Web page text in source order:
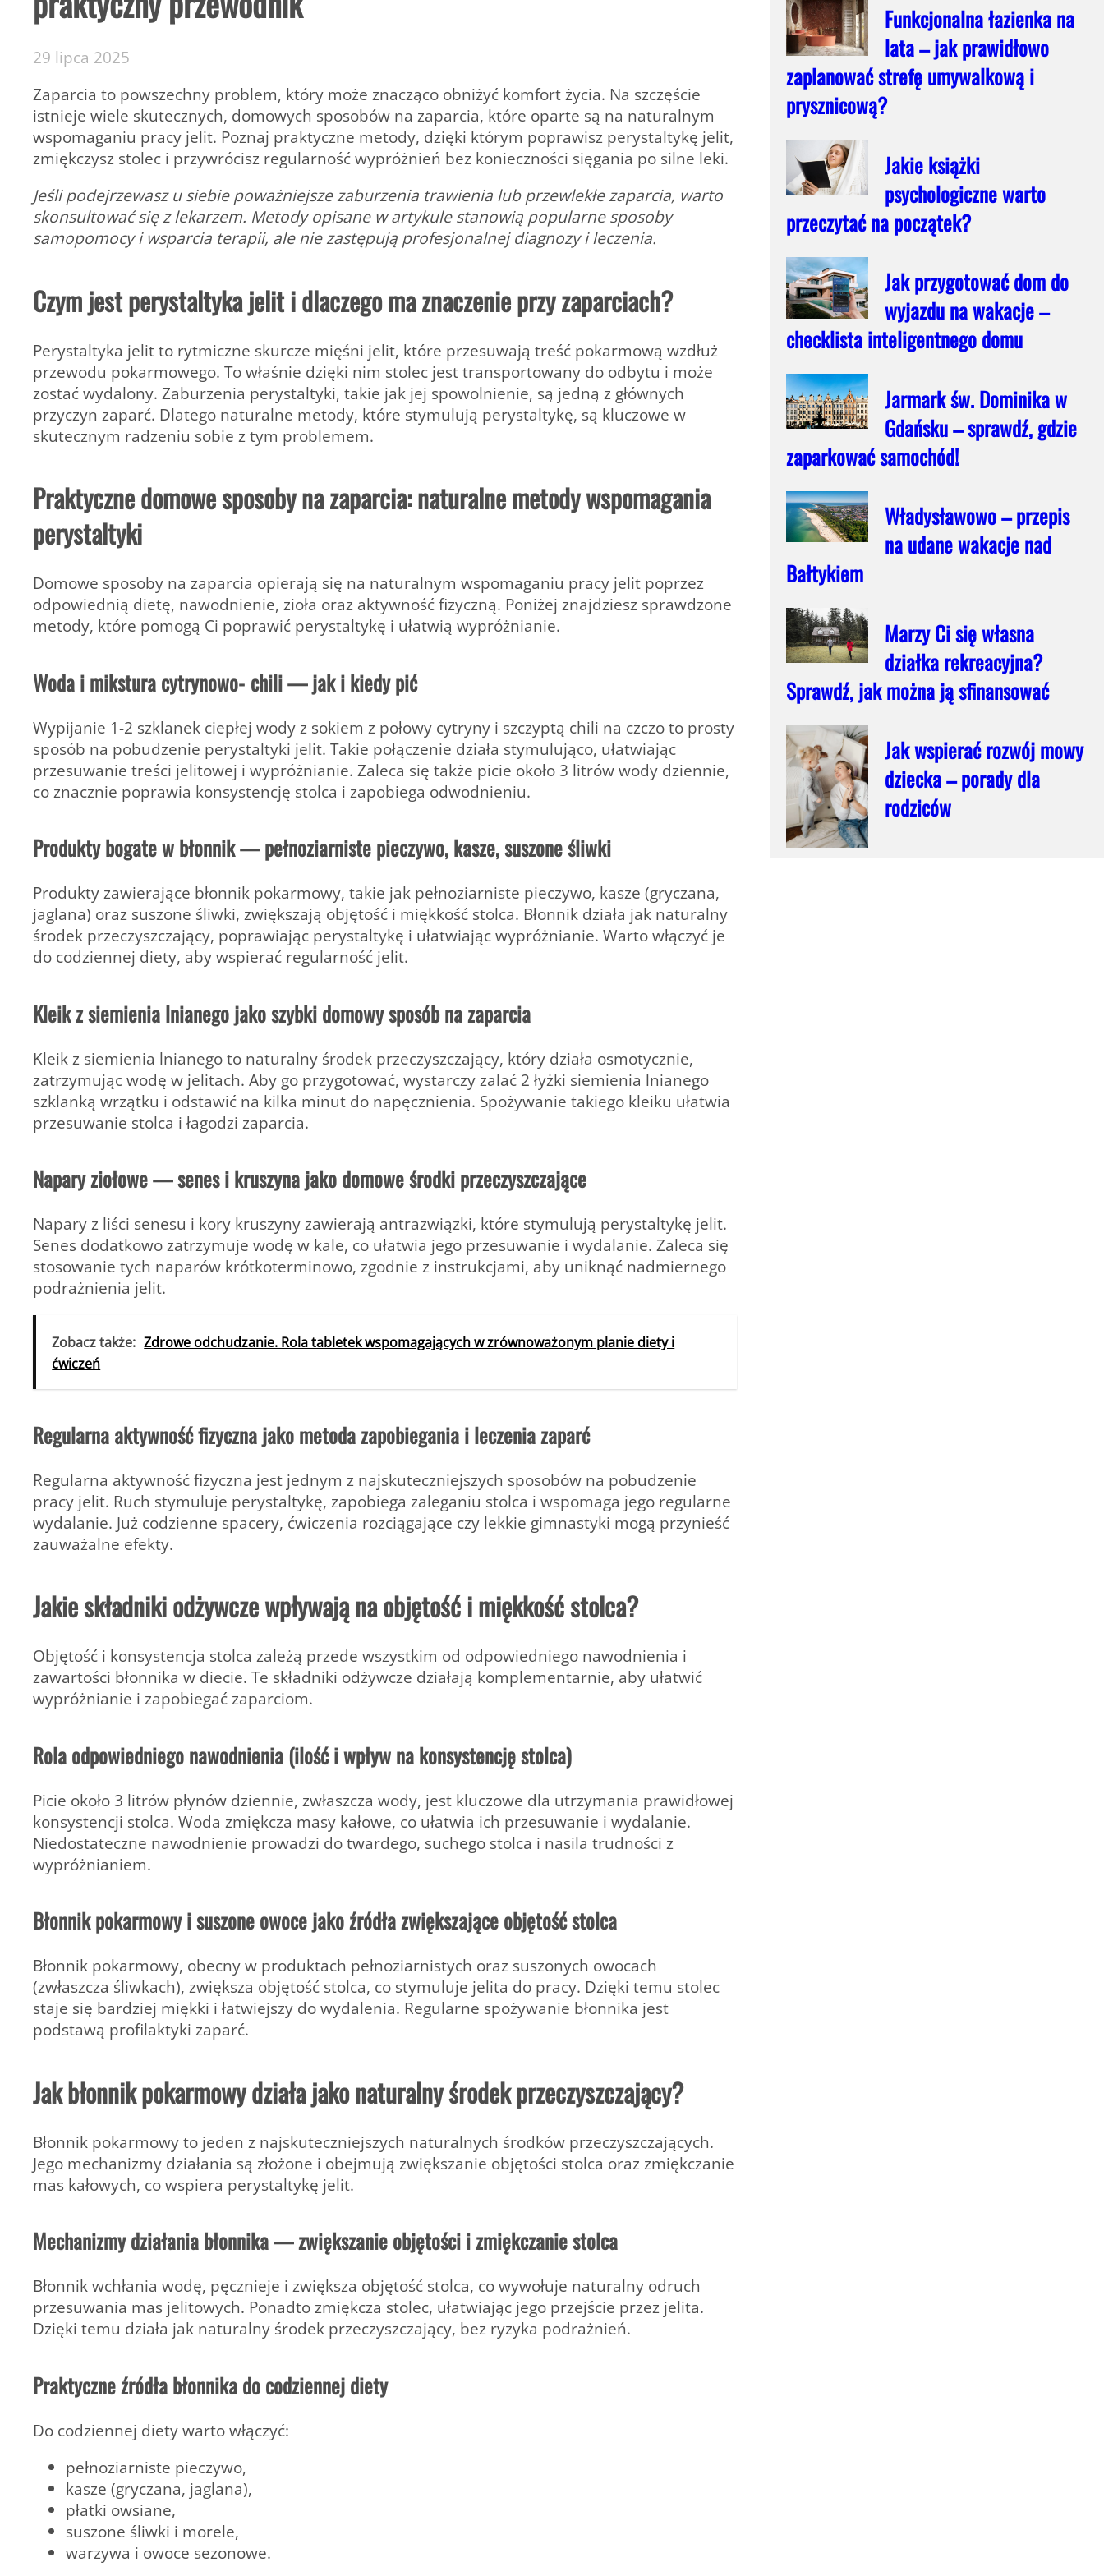
29 lipca 2025
Zaparcia to powszechny problem, który może znacząco obniżyć komfort życia. Na szczęście
istnieje wiele skutecznych, domowych sposobów na zaparcia, które oparte są na naturalnym
wspomaganiu pracy jelit. Poznaj praktyczne metody, dzięki którym poprawisz perystaltykę jelit,
zmiękczysz stolec i przywrócisz regularność wypróżnień bez konieczności sięgania po silne leki.
Jeśli podejrzewasz u siebie poważniejsze zaburzenia trawienia lub przewlekłe zaparcia, warto
skonsultować się z lekarzem. Metody opisane w artykule stanowią popularne sposoby
samopomocy i wsparcia terapii, ale nie zastępują profesjonalnej diagnozy i leczenia.
Czym jest perystaltyka jelit i dlaczego ma znaczenie przy zaparciach?
Perystaltyka jelit to rytmiczne skurcze mięśni jelit, które przesuwają treść pokarmową wzdłuż
przewodu pokarmowego. To właśnie dzięki nim stolec jest transportowany do odbytu i może
zostać wydalony. Zaburzenia perystaltyki, takie jak jej spowolnienie, są jedną z głównych
przyczyn zaparć. Dlatego naturalne metody, które stymulują perystaltykę, są kluczowe w
skutecznym radzeniu sobie z tym problemem.
Praktyczne domowe sposoby na zaparcia: naturalne metody wspomagania
perystaltyki
Domowe sposoby na zaparcia opierają się na naturalnym wspomaganiu pracy jelit poprzez
odpowiednią dietę, nawodnienie, zioła oraz aktywność fizyczną. Poniżej znajdziesz sprawdzone
metody, które pomogą Ci poprawić perystaltykę i ułatwią wypróżnianie.
Woda i mikstura cytrynowo‑chili — jak i kiedy pić
Wypijanie 1-2 szklanek ciepłej wody z sokiem z połowy cytryny i szczyptą chili na czczo to prosty
sposób na pobudzenie perystaltyki jelit. Takie połączenie działa stymulująco, ułatwiając
przesuwanie treści jelitowej i wypróżnianie. Zaleca się także picie około 3 litrów wody dziennie,
co znacznie poprawia konsystencję stolca i zapobiega odwodnieniu.
Produkty bogate w błonnik — pełnoziarniste pieczywo, kasze, suszone śliwki
Produkty zawierające błonnik pokarmowy, takie jak pełnoziarniste pieczywo, kasze (gryczana,
jaglana) oraz suszone śliwki, zwiększają objętość i miękkość stolca. Błonnik działa jak naturalny
środek przeczyszczający, poprawiając perystaltykę i ułatwiając wypróżnianie. Warto włączyć je
do codziennej diety, aby wspierać regularność jelit.
Kleik z siemienia lnianego jako szybki domowy sposób na zaparcia
Kleik z siemienia lnianego to naturalny środek przeczyszczający, który działa osmotycznie,
zatrzymując wodę w jelitach. Aby go przygotować, wystarczy zalać 2 łyżki siemienia lnianego
szklanką wrzątku i odstawić na kilka minut do napęcznienia. Spożywanie takiego kleiku ułatwia
przesuwanie stolca i łagodzi zaparcia.
Napary ziołowe — senes i kruszyna jako domowe środki przeczyszczające
Napary z liści senesu i kory kruszyny zawierają antrazwiązki, które stymulują perystaltykę jelit.
Senes dodatkowo zatrzymuje wodę w kale, co ułatwia jego przesuwanie i wydalanie. Zaleca się
stosowanie tych naparów krótkoterminowo, zgodnie z instrukcjami, aby uniknąć nadmiernego
podrażnienia jelit.
Zobacz także: Zdrowe odchudzanie. Rola tabletek wspomagających w zrównoważonym planie diety i
ćwiczeń
Regularna aktywność fizyczna jako metoda zapobiegania i leczenia zaparć
Regularna aktywność fizyczna jest jednym z najskuteczniejszych sposobów na pobudzenie
pracy jelit. Ruch stymuluje perystaltykę, zapobiega zaleganiu stolca i wspomaga jego regularne
wydalanie. Już codzienne spacery, ćwiczenia rozciągające czy lekkie gimnastyki mogą przynieść
zauważalne efekty.
Jakie składniki odżywcze wpływają na objętość i miękkość stolca?
Objętość i konsystencja stolca zależą przede wszystkim od odpowiedniego nawodnienia i
zawartości błonnika w diecie. Te składniki odżywcze działają komplementarnie, aby ułatwić
wypróżnianie i zapobiegać zaparciom.
Rola odpowiedniego nawodnienia (ilość i wpływ na konsystencję stolca)
Picie około 3 litrów płynów dziennie, zwłaszcza wody, jest kluczowe dla utrzymania prawidłowej
konsystencji stolca. Woda zmiękcza masy kałowe, co ułatwia ich przesuwanie i wydalanie.
Niedostateczne nawodnienie prowadzi do twardego, suchego stolca i nasila trudności z
wypróżnianiem.
Błonnik pokarmowy i suszone owoce jako źródła zwiększające objętość stolca
Błonnik pokarmowy, obecny w produktach pełnoziarnistych oraz suszonych owocach
(zwłaszcza śliwkach), zwiększa objętość stolca, co stymuluje jelita do pracy. Dzięki temu stolec
staje się bardziej miękki i łatwiejszy do wydalenia. Regularne spożywanie błonnika jest
podstawą profilaktyki zaparć.
Jak błonnik pokarmowy działa jako naturalny środek przeczyszczający?
Błonnik pokarmowy to jeden z najskuteczniejszych naturalnych środków przeczyszczających.
Jego mechanizmy działania są złożone i obejmują zwiększanie objętości stolca oraz zmiękczanie
mas kałowych, co wspiera perystaltykę jelit.
Mechanizmy działania błonnika — zwiększanie objętości i zmiękczanie stolca
Błonnik wchłania wodę, pęcznieje i zwiększa objętość stolca, co wywołuje naturalny odruch
przesuwania mas jelitowych. Ponadto zmiękcza stolec, ułatwiając jego przejście przez jelita.
Dzięki temu działa jak naturalny środek przeczyszczający, bez ryzyka podrażnień.
Praktyczne źródła błonnika do codziennej diety
Do codziennej diety warto włączyć:
pełnoziarniste pieczywo,
kasze (gryczana, jaglana),
płatki owsiane,
suszone śliwki i morele,
warzywa i owoce sezonowe.
Funkcjonalna łazienka na
lata – jak prawidłowo
zaplanować strefę umywalkową i
prysznicową?
Jakie książki
psychologiczne warto
przeczytać na początek?
Jak przygotować dom do
wyjazdu na wakacje –
checklista inteligentnego domu
Jarmark św. Dominika w
Gdańsku – sprawdź, gdzie
zaparkować samochód!
Władysławowo – przepis
na udane wakacje nad
Bałtykiem
Marzy Ci się własna
działka rekreacyjna?
Sprawdź, jak można ją sfinansować
Jak wspierać rozwój mowy
dziecka – porady dla
rodziców